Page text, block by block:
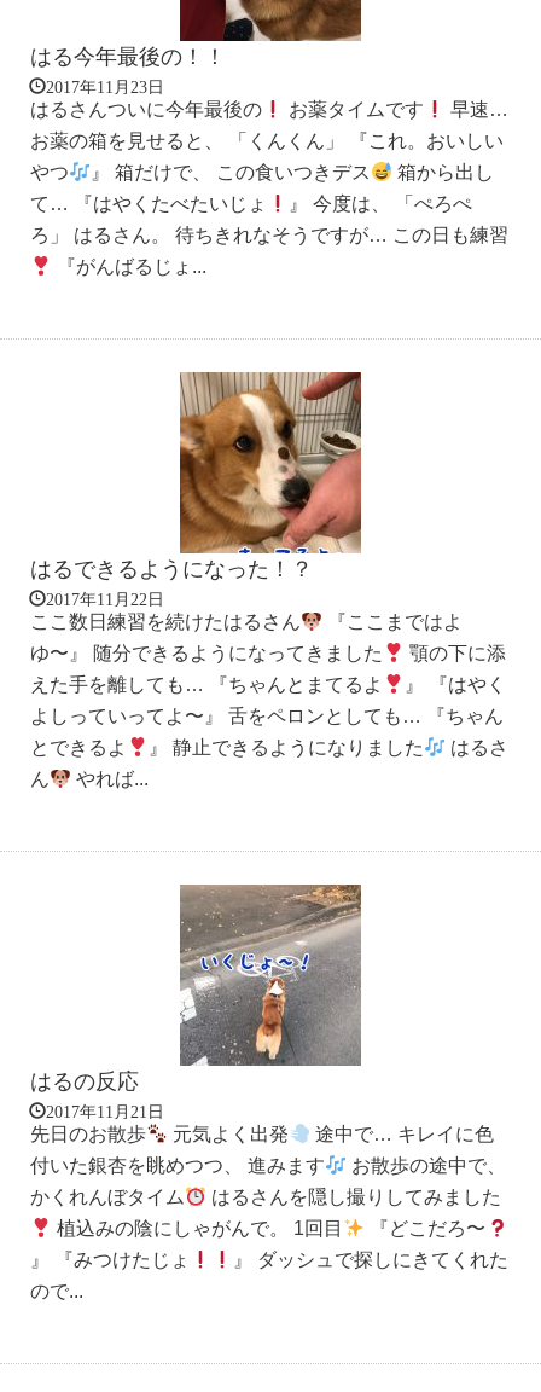
はる今年最後の！！
2017年11月23日
はるさんついに今年最後の お薬タイムです
早速…
お薬の箱を見せると、 「くんくん」 『これ。おいしい
やつ
』 箱だけで、 この食いつきデス
箱から出し
て… 『はやくたべたいじょ
』 今度は、 「ぺろぺ
ろ」 はるさん。 待ちきれなそうですが… この日も練習
『がんばるじょ...
はるできるようになった！？
2017年11月22日
ここ数日練習を続けたはるさん
『ここまではよ
ゆ〜』 随分できるようになってきました
顎の下に添
えた手を離しても… 『ちゃんとまてるよ
』 『はやく
よしっていってよ〜』 舌をペロンとしても… 『ちゃん
とできるよ
』 静止できるようになりました
はるさ
ん
やれば...
はるの反応
2017年11月21日
先日のお散歩 元気よく出発
途中で… キレイに色
付いた銀杏を眺めつつ、 進みます
お散歩の途中で、
かくれんぼタイム
はるさんを隠し撮りしてみました
植込みの陰にしゃがんで。 1回目
『どこだろ〜
』 『みつけたじょ
』 ダッシュで探しにきてくれた
ので...